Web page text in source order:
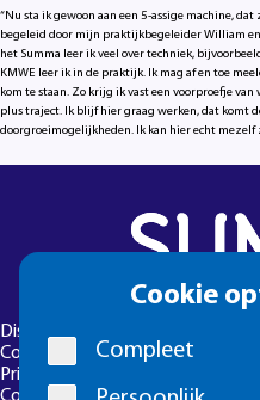
Cookie
Compleet
“Nu sta ik gewoon aan een 5-assige machine,
begeleid door mijn praktijkbegeleider William
het Summa leer ik veel over techniek,
KMWE leer ik in de praktijk. Ik mag af en toe
kom te staan. Zo krijg ik vast een voorproefje
plus traject. Ik blijf hier graag werken, dat komt
doorgroeimogelijkheden. Ik kan hier echt mezelf
Disclaimer
Colofon
Privacyverklaring